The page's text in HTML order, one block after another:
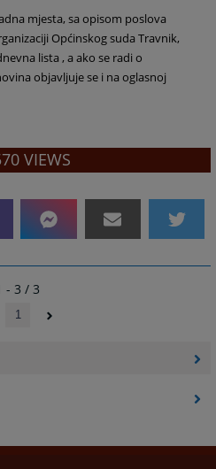
mjesta, sa opisom poslova
Općinskog suda Travnik,
lista , a ako se radi o
objavljuje se i na oglasnoj
VIEWS
- 3 / 3
1